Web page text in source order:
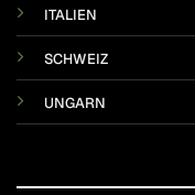
ITALIEN
SCHWEIZ
UNGARN